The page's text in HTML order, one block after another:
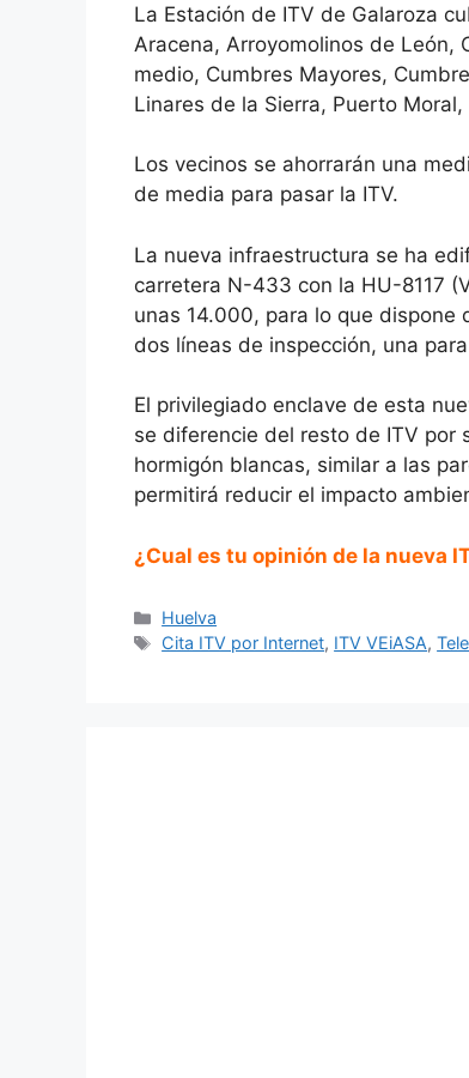
La Estación de ITV de Galaroza
Aracena, Arroyomolinos de León,
medio, Cumbres Mayores,
Linares de la Sierra, Puerto
Los vecinos se ahorrarán una
de media para pasar la ITV.
La nueva infraestructura se ha
carretera N-433 con la HU-8117
unas 14.000, para lo que
dos líneas de inspección, una
El privilegiado enclave de esta
se diferencie del resto de ITV por
hormigón blancas, similar a las
permitirá reducir el impacto
¿Cual es tu opinión de la nueva
Categorías
Huelva
Etiquetas
Cita ITV por Internet, ITV VEiASA,